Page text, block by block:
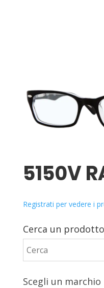
5150V
Registrati per vedere i
Cerca un prodotto
Scegli un marchio